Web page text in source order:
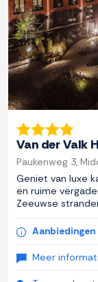
Van der Valk
Paukenweg 3,
Geniet van luxe
en ruime
Zeeuwse
Meer